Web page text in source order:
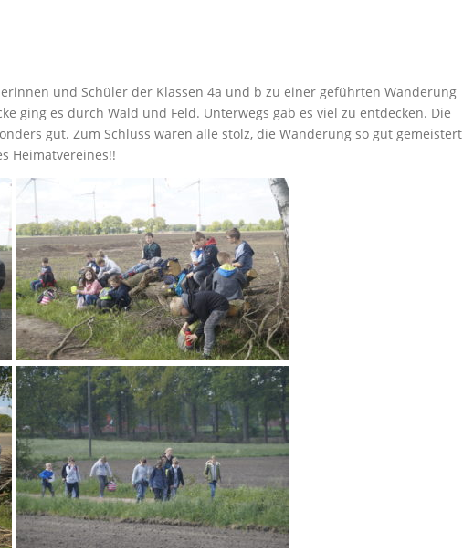
und Schüler der Klassen 4a und b zu einer geführten Wanderung
ging es durch Wald und Feld. Unterwegs gab es viel zu entdecken. Die
gut. Zum Schluss waren alle stolz, die Wanderung so gut gemeistert
Heimatvereines!!